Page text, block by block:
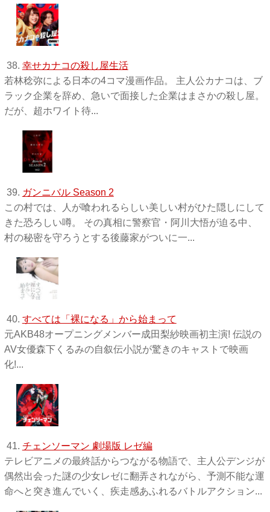
38. 幸せカナコの殺し屋生活
若林稔弥による日本の4コマ漫画作品。 主人公カナコは、ブ
ラック企業を辞め、急いで面接した企業はまさかの殺し屋。
だが、超ホワイト待...
39. ガンニバル Season 2
この村では、人が喰われるらしい美しい村がひた隠しにして
きた恐ろしい噂。 その真相に警察官・阿川大悟が迫る中、
村の秘密を守ろうとする後藤家がついに一...
40. すべては「裸になる」から始まって
元AKB48オープニングメンバー成田梨紗映画初主演! 伝説の
AV女優森下くるみの自叙伝小説が驚きのキャストで映画
化!...
41. チェンソーマン 劇場版 レゼ編
テレビアニメの最終話からつながる物語で、主人公デンジが
偶然出会った謎の少女レゼに翻弄されながら、予測不能な運
命へと突き進んでいく、疾走感あふれるバトルアクション...